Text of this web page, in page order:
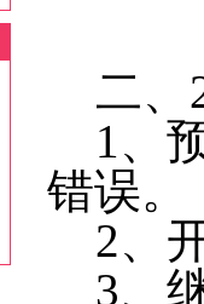
二、
1、
错误。
2、
3、